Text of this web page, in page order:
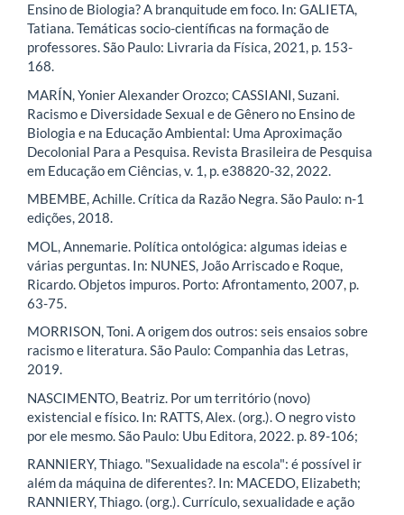
Ensino de Biologia? A branquitude em foco. In: GALIETA,
Tatiana. Temáticas socio-científicas na formação de
professores. São Paulo: Livraria da Física, 2021, p. 153-
168.
MARÍN, Yonier Alexander Orozco; CASSIANI, Suzani.
Racismo e Diversidade Sexual e de Gênero no Ensino de
Biologia e na Educação Ambiental: Uma Aproximação
Decolonial Para a Pesquisa. Revista Brasileira de Pesquisa
em Educação em Ciências, v. 1, p. e38820-32, 2022.
MBEMBE, Achille. Crítica da Razão Negra. São Paulo: n-1
edições, 2018.
MOL, Annemarie. Política ontológica: algumas ideias e
várias perguntas. In: NUNES, João Arriscado e Roque,
Ricardo. Objetos impuros. Porto: Afrontamento, 2007, p.
63-75.
MORRISON, Toni. A origem dos outros: seis ensaios sobre
racismo e literatura. São Paulo: Companhia das Letras,
2019.
NASCIMENTO, Beatriz. Por um território (novo)
existencial e físico. In: RATTS, Alex. (org.). O negro visto
por ele mesmo. São Paulo: Ubu Editora, 2022. p. 89-106;
RANNIERY, Thiago. "Sexualidade na escola": é possível ir
além da máquina de diferentes?. In: MACEDO, Elizabeth;
RANNIERY, Thiago. (org.). Currículo, sexualidade e ação